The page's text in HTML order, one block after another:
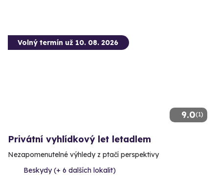
9.0(1)
Volný termín už 10. 08. 2026
Privátní vyhlídkový let letadlem
Nezapomenutelné výhledy z ptačí perspektivy
Beskydy (+ 6 dalších lokalit)